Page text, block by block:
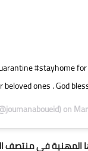
#stayhome
ones . God
on